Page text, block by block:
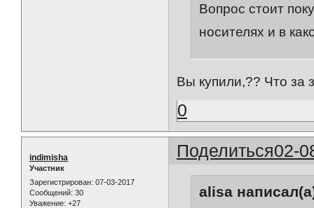
Вопрос стоит
носителях и в
Вы купили,?? Что за
0
Поделиться02-
indimisha
Участник
Зарегистрирован: 07-03-2017
Сообщений: 30
Уважение: +27
alisa